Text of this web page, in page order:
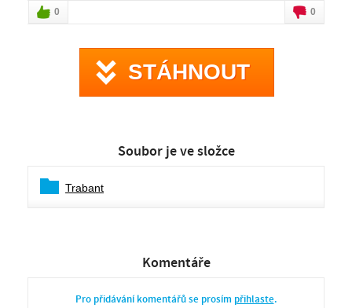
0 0
STÁHNOUT
Soubor je ve složce
Trabant
Komentáře
Pro přidávání komentářů se prosím přihlaste.